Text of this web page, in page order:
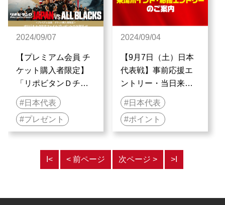
2024/09/07
【プレミアム会員 チ
ケット購入者限定】
「リポビタンＤチャ
レンジカップ2024」
日本代表 vs オールブ
ラックス（ニュージ
ーランド代表） オリ
ジナルクリアファイ
ルプレゼントのお知
日本代表
プレゼント
2024/09/04
【9月7日（土）日本
代表戦】事前応援エ
ントリー・当日来場
ポイント付与のご案
内
日本代表
ポイント
Ι< < 前ページ 次ページ > >Ι